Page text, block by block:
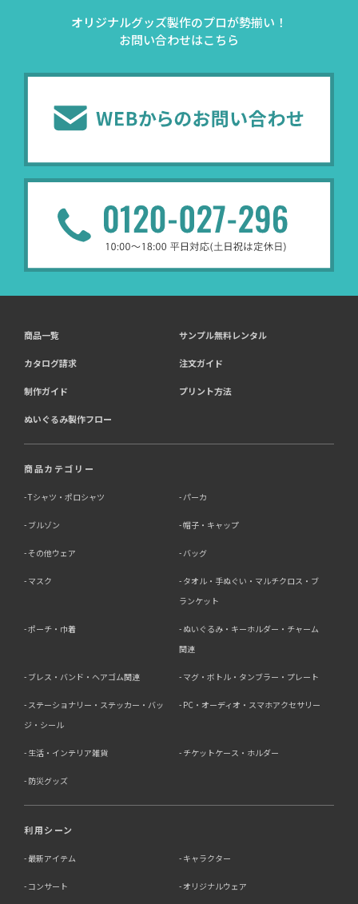
オリジナルグッズ製作のプロが勢揃い！
お問い合わせはこちら
商品一覧 サンプル無料レンタル
カタログ請求 注文ガイド
制作ガイド プリント方法
ぬいぐるみ製作フロー
商品カテゴリー
Tシャツ・ポロシャツ パーカ
ブルゾン 帽子・キャップ
その他ウェア バッグ
マスク
タオル・手ぬぐい・マルチクロス・ブ
ランケット
ポーチ・巾着
ぬいぐるみ・キーホルダー・チャーム
関連
ブレス・バンド・ヘアゴム関連 マグ・ボトル・タンブラー・プレート
ステーショナリー・ステッカー・バッ
ジ・シール
PC・オーディオ・スマホアクセサリー
生活・インテリア雑貨 チケットケース・ホルダー
防災グッズ
利用シーン
最新アイテム キャラクター
コンサート オリジナルウェア